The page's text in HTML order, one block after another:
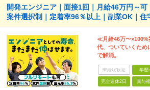
開発エンジニア｜面接1回｜月給46万円～可
案件選択制｜定着率96％以上｜副業OK｜住
≪月給46万〜
代、ついていくた
で解消。
未経験歓迎 学歴
完全週休2日 賞与